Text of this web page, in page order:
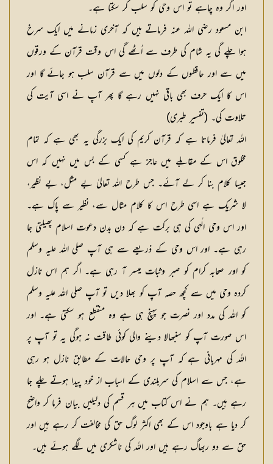
اور اگر وہ چاہے تو اس وحی کو سلب کر سکتا ہے۔
ابن مسعود رضی اللہ عنہ فرماتے ہیں کہ آخری زمانے میں ایک سرخ
ہوا چلے گی یہ شام کی طرف سے اُٹھے گی اس وقت قرآن کے ورقوں
میں سے اور حافظوں کے دلوں میں سے قرآن سلب ہو جائے گا اور
اس کا ایک حرف بھی باقی نہیں رہے گا پھر آپ نے اسی آیت کی
تلاوت کی۔ (تفسیر طبری)
اللہ تعالیٰ فرماتا ہے کہ قرآن کریم کی ایک بزرگی یہ بھی ہے کہ تمام
مخلوق اس کے مقابلے میں عاجز ہے کسی کے بس میں نہیں کہ اس
جیسا کلام بنا کر لے آئے۔ جس طرح اللہ تعالیٰ بے مثل، بے نظیر،
لا شریک ہے اسی طرح اس کا کلام مثال سے، نظیر سے پاک ہے۔
اور اس وحی الٰہی کی ہی برکت ہے کہ دن بدن دعوت اسلام پھیلتی جا
رہی ہے۔ اور اس وحی کے ذریعے سے ہی آپ صلی اللہ علیہ وسلم
کو اور صحابہ کرام کو صبر وثبات میسر آ رہی ہے۔ اگر ہم اس نازل
کردہ وحی میں سے کچھ حصہ آپ کو بھلا دیں تو آپ صلی اللہ علیہ وسلم
کو اللہ کی مدد اور نصرت جو پہنچ ہی ہے وہ منقطع ہو سکتی ہے۔ اور
اس صورت آپ کو سنبھالا دینے والی کوئی طاقت نہ ہوگی یہ تو آپ پر
اللہ کی مہربانی ہے کہ آپ پر وحی حالات کے مطابق نازل ہو رہی
ہے، جس سے اسلام کی سربلندی کے اسباب از خود پیدا ہوتے چلے جا
رہے ہیں۔ ہم نے اس کتاب میں ہر قسم کی دلیلیں بیان فرما کر واضح
کر دیا ہے باوجود اس کے بھی اکثر لوگ حق کی مخالفت کر رہے ہیں اور
حق سے دو ربھاگ رہے ہیں اور اللہ کی ناشکری میں لگے ہوئے ہیں۔